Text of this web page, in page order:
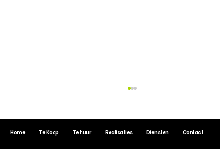
Home Te Koop Te huur Realisaties Diensten Contact